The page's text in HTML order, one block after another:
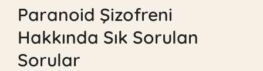
Paranoid Şizofreni
Hakkında Sık Sorulan
Sorular